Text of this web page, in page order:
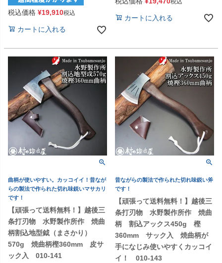
税込価格 ¥19,910税込
カートに入れる
税込
カートに入れる
曲柄が使いやすい。カッコイイ！昔なが
らの製法で作られた切れ味鋭いマサカリ
です！
【頑張って送料無料！】越後三
条打刃物 水野製作所作 焼曲
柄割込地型鉞（まさかり）
570g 焼曲柄樫360mm 皮サ
ック入 010-141
昔ながらの製法で作られた切れ味鋭い斧
です！
【頑張って送料無料！】越後三
条打刃物 水野製作所作 焼曲
柄 割込アックス450g 樫
360mm サック入 焼曲柄が
手になじみ使いやすくカッコイ
イ！ 010-143